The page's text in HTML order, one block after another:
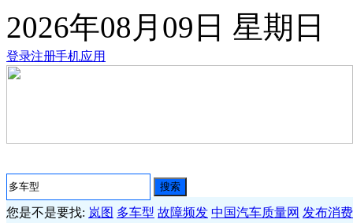
2026年08月09日 星期日
登录注册手机应用
搜索
您是不是要找: 岚图 多车型 故障频发 中国汽车质量网 发布消